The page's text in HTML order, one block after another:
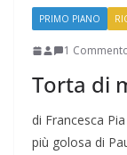
PRIMO PIANO
1
Torta di
di Francesca
più golosa di